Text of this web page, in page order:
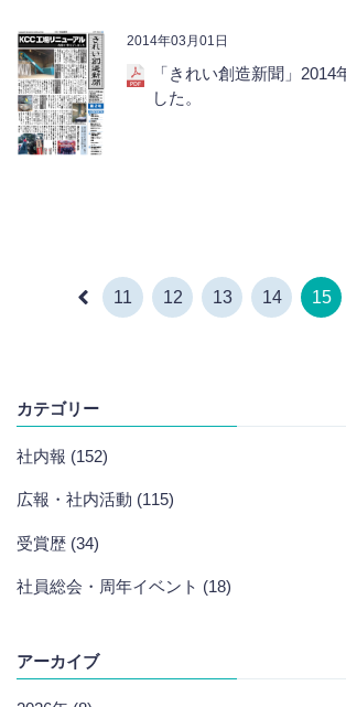
2014年03月01日
「きれい創造新聞」2014
した。
11 12 13 14 15
カテゴリー
社内報 (152)
広報・社内活動 (115)
受賞歴 (34)
社員総会・周年イベント (18)
アーカイブ